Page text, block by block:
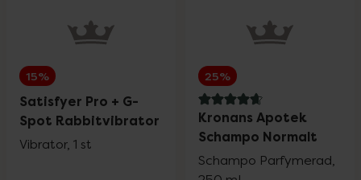
15%
Satisfyer Pro + G-
Spot Rabbitvibrator
Vibrator, 1 st
25%
4.7 av 5 i omdöme
Kronans Apotek
Schampo Normalt
Schampo Parfymerad,